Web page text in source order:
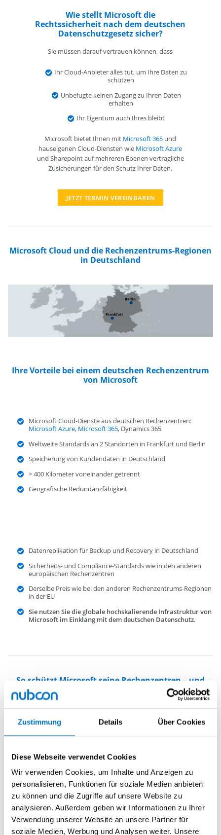
Zustimmung Details Über Cookies
Diese Webseite verwendet Cookies
Wir verwenden Cookies, um Inhalte und Anzeigen zu
personalisieren, Funktionen für soziale Medien anbieten
zu können und die Zugriffe auf unsere Website zu
analysieren. Außerdem geben wir Informationen zu Ihrer
Verwendung unserer Website an unsere Partner für
soziale Medien, Werbung und Analysen weiter. Unsere
Wie stellt Microsoft die
Rechtssicherheit nach dem deutschen
Datenschutzgesetz sicher?
Sie müssen darauf vertrauen können, dass
Ihr Cloud-Anbieter alles tut, um Ihre Daten zu
schützen
Unbefugte keinen Zugang zu Ihren Daten
erhalten
Ihr Eigentum auch Ihres bleibt
Microsoft bietet Ihnen mit Microsoft 365 und
hauseigenen Cloud-Diensten wie Microsoft Azure
und Sharepoint auf mehreren Ebenen vertragliche
Zusicherungen für den Schutz Ihrer Daten.
JETZT TERMIN VEREINBAREN
Microsoft Cloud und die Rechenzentrums-Regionen
in Deutschland
Ihre Vorteile bei einem deutschen Rechenzentrum
von Microsoft
Microsoft Cloud-Dienste aus deutschen Rechenzentren:
Microsoft Azure, Microsoft 365, Dynamics 365
Weltweite Standards an 2 Standorten in Frankfurt und Berlin
Speicherung von Kundendaten in Deutschland
> 400 Kilometer voneinander getrennt
Geografische Redundanzfähigkeit
Datenreplikation für Backup und Recovery in Deutschland
Sicherheits- und Compliance-Standards wie in den anderen
europäischen Rechenzentren
Derselbe Preis wie bei den anderen Rechenzentrums-Regionen
in der EU
Sie nutzen Sie die globale hochskalierende Infrastruktur von
Microsoft im Einklang mit dem deutschen Datenschutz.
So schützt Microsoft seine Rechenzentren – und
damit Ihre Unternehmens-Daten
Bei der Microsoft Cloud profitieren Sie von einem weitreichenden
Sicherheitskonzept. In der Regel bietet es einen effektiveren Schutz
als die Maßnahmen, die Unternehmen selbst für ihre On-Premises-IT
realisieren könnten.
6 Mrd. USD jährliche Investitionen in die Cloud-Infrastruktur.
Allein in Europa werden 8 Rechenzentren betrieben.
Investition in neue Infrastrukturtechnologien zu Hochverfügbarkeit,
Prozessstärke, Kosteneffizienz und
Umweltverträglichkeit